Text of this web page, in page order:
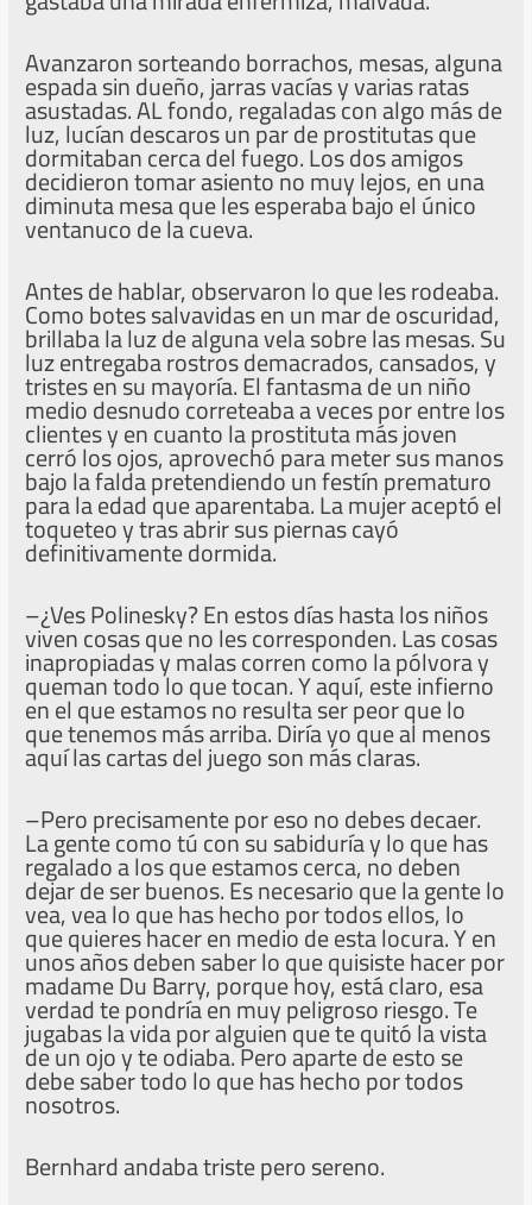
Avanzaron sorteando borrachos, mesas, alguna
espada sin dueño, jarras vacías y varias ratas
asustadas. AL fondo, regaladas con algo más de
luz, lucían descaros un par de prostitutas que
dormitaban cerca del fuego. Los dos amigos
decidieron tomar asiento no muy lejos, en una
diminuta mesa que les esperaba bajo el único
ventanuco de la cueva.
Antes de hablar, observaron lo que les rodeaba.
Como botes salvavidas en un mar de oscuridad,
brillaba la luz de alguna vela sobre las mesas. Su
luz entregaba rostros demacrados, cansados, y
tristes en su mayoría. El fantasma de un niño
medio desnudo correteaba a veces por entre los
clientes y en cuanto la prostituta más joven
cerró los ojos, aprovechó para meter sus manos
bajo la falda pretendiendo un festín prematuro
para la edad que aparentaba. La mujer aceptó el
toqueteo y tras abrir sus piernas cayó
definitivamente dormida.
–¿Ves Polinesky? En estos días hasta los niños
viven cosas que no les corresponden. Las cosas
inapropiadas y malas corren como la pólvora y
queman todo lo que tocan. Y aquí, este infierno
en el que estamos no resulta ser peor que lo
que tenemos más arriba. Diría yo que al menos
aquí las cartas del juego son más claras.
–Pero precisamente por eso no debes decaer.
La gente como tú con su sabiduría y lo que has
regalado a los que estamos cerca, no deben
dejar de ser buenos. Es necesario que la gente lo
vea, vea lo que has hecho por todos ellos, lo
que quieres hacer en medio de esta locura. Y en
unos años deben saber lo que quisiste hacer por
madame Du Barry, porque hoy, está claro, esa
verdad te pondría en muy peligroso riesgo. Te
jugabas la vida por alguien que te quitó la vista
de un ojo y te odiaba. Pero aparte de esto se
debe saber todo lo que has hecho por todos
nosotros.
Bernhard andaba triste pero sereno.